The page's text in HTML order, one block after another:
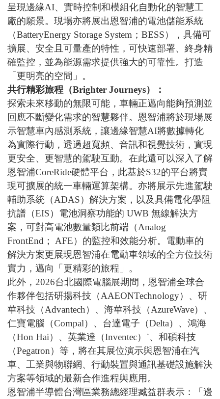
呈現邊緣AI、實時控制和模組化自動化的智慧工
廠的願景。現場亦將展出恩智浦的電池儲能系統
（BatteryEnergy Storage System ； BESS），具備可
擴展、安全且可量產的特性，可快速部署、終身精
確監控，並為能源需求提供強大的可靠性。打造
「更明亮的空間」。
共行精彩旅程（Brighter Journeys）：
探索未來移動的無限可能，車輛正邁向能夠預測並
回應不斷變化需求的智慧夥伴。恩智浦將於現場展
示智慧車內感測系統，讓邊緣智慧AI將數據轉化
為實際行動，透過超寬頻、音訊和視覺技術，實現
更安全、更智慧的駕駛互動。在此還可以深入了解
恩智浦CoreRide硬體平台，此基於S32的平台將實
現可擴展的統一車輛運算架構。亦將展示先進駕駛
輔助系統（ADAS）解決方案，以及具備電化學阻
抗譜（EIS）電池洞察功能的 UWB 無線解決方
案，可對高電池數量類比前端（Analog
FrontEnd ； AFE）的監控和效能分析。電動車的
解決方案更展現恩智浦在電動車領域的全方位技術
實力，邁向「更精彩的旅程」。
此外， 2026台北國際電腦展期間，恩智浦全球合
作夥伴包括研揚科技（AAEONTechnology）、研
華科技（Advantech）、海華科技（AzureWave）、
仁寶電腦（Compal）、台達電子（Delta）、鴻海
（Hon Hai）、英業達（Inventec） `、和碩科技
（Pegatron）等，將在其展位演示與恩智浦在汽
車、工業與物聯網、行動裝置與通訊基礎設施解決
方案等領域的最新合作進程與應用。
恩智浦半導體台灣區業務總經理臧益群表示：「邊